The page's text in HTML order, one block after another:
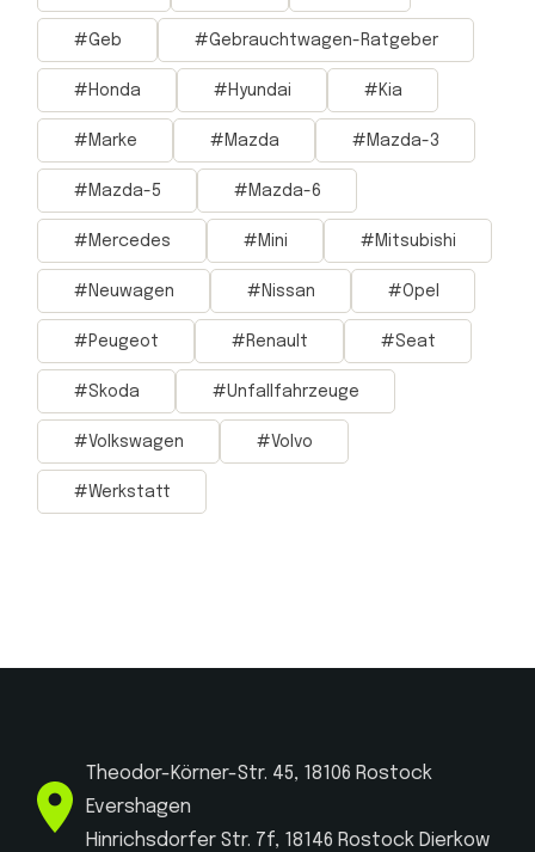
Geb Gebrauchtwagen-Ratgeber
Honda Hyundai Kia
Marke Mazda Mazda-3
Mazda-5 Mazda-6
Mercedes Mini Mitsubishi
Neuwagen Nissan Opel
Peugeot Renault Seat
Skoda Unfallfahrzeuge
Volkswagen Volvo
Werkstatt
Theodor-Körner-Str. 45, 18106 Rostock
Evershagen
Hinrichsdorfer Str. 7f, 18146 Rostock Dierkow